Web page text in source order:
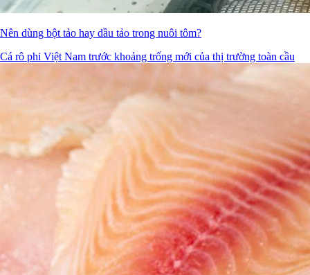
Nên dùng bột tảo hay dầu tảo trong nuôi tôm?
Cá rô phi Việt Nam trước khoảng trống mới của thị trường toàn cầu